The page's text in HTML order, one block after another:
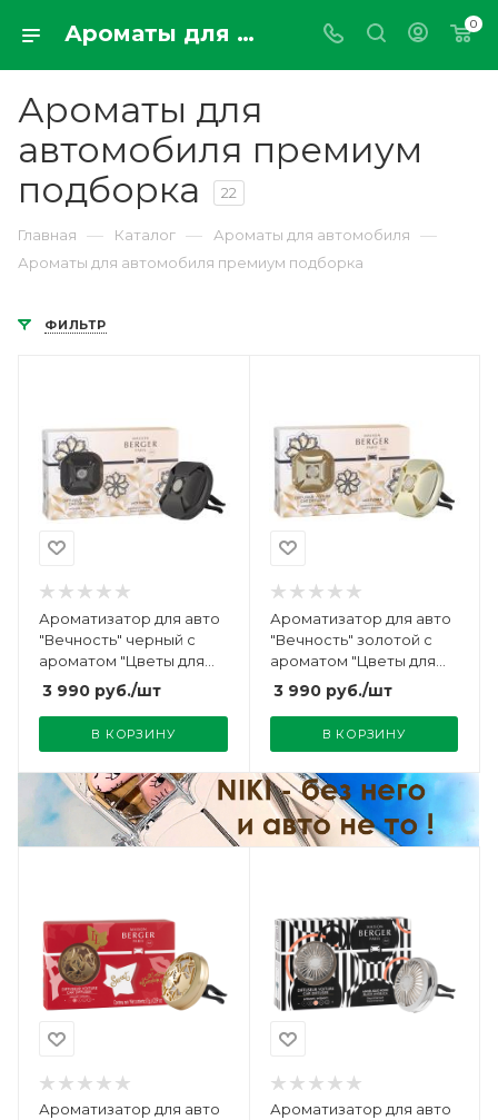
Ароматы для автомобиля премиум класса из Франции, Италии, США купить онлайн в интернет бутике ароматов parfumdemaison.ru 0
Ароматы для
автомобиля премиум
подборка
22
Главная — Каталог — Ароматы для автомобиля —
Ароматы для автомобиля премиум подборка
ФИЛЬТР
Ароматизатор для авто
"Вечность" черный с
ароматом "Цветы для
Леди" Maison Berger
3 990 руб./шт
В КОРЗИНУ
Ароматизатор для авто
"Вечность" золотой с
ароматом "Цветы для
Леди" Maison Berger
3 990руб./шт
В КОРЗИНУ
Ароматизатор для авто
Ароматизатор для авто